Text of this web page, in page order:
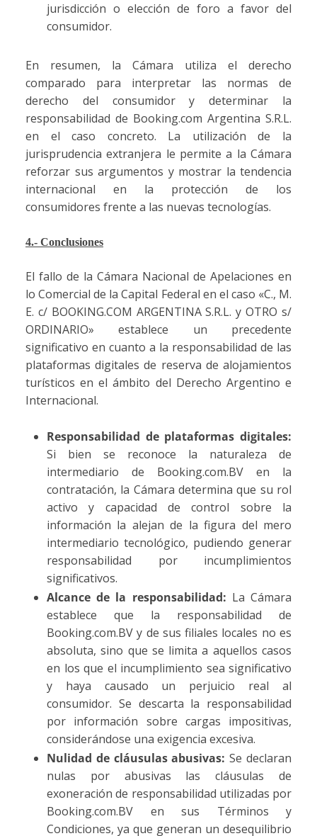
jurisdicción o elección de foro a favor del
consumidor.
En resumen, la Cámara utiliza el derecho
comparado para interpretar las normas de
derecho del consumidor y determinar la
responsabilidad de Booking.com Argentina S.R.L.
en el caso concreto. La utilización de la
jurisprudencia extranjera le permite a la Cámara
reforzar sus argumentos y mostrar la tendencia
internacional en la protección de los
consumidores frente a las nuevas tecnologías.
4.- Conclusiones
El fallo de la Cámara Nacional de Apelaciones en
lo Comercial de la Capital Federal en el caso «C., M.
E. c/ BOOKING.COM ARGENTINA S.R.L. y OTRO s/
ORDINARIO» establece un precedente
significativo en cuanto a la responsabilidad de las
plataformas digitales de reserva de alojamientos
turísticos en el ámbito del Derecho Argentino e
Internacional.
Responsabilidad de plataformas digitales:
Si bien se reconoce la naturaleza de
intermediario de Booking.com.BV en la
contratación, la Cámara determina que su rol
activo y capacidad de control sobre la
información la alejan de la figura del mero
intermediario tecnológico, pudiendo generar
responsabilidad por incumplimientos
significativos.
Alcance de la responsabilidad: La Cámara
establece que la responsabilidad de
Booking.com.BV y de sus filiales locales no es
absoluta, sino que se limita a aquellos casos
en los que el incumplimiento sea significativo
y haya causado un perjuicio real al
consumidor. Se descarta la responsabilidad
por información sobre cargas impositivas,
considerándose una exigencia excesiva.
Nulidad de cláusulas abusivas: Se declaran
nulas por abusivas las cláusulas de
exoneración de responsabilidad utilizadas por
Booking.com.BV en sus Términos y
Condiciones, ya que generan un desequilibrio